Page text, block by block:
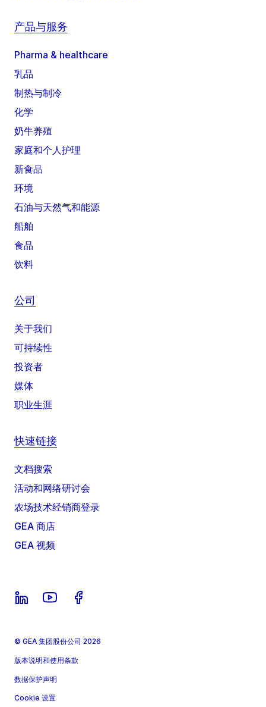
产品与服务
Pharma & healthcare
乳品
制热与制冷
化学
奶牛养殖
家庭和个人护理
新食品
环境
石油与天然气和能源
船舶
食品
饮料
公司
关于我们
可持续性
投资者
媒体
职业生涯
快速链接
文档搜索
活动和网络研讨会
农场技术经销商登录
GEA 商店
GEA 视频
© GEA 集团股份公司 2026
版本说明和使用条款
数据保护声明
Cookie 设置